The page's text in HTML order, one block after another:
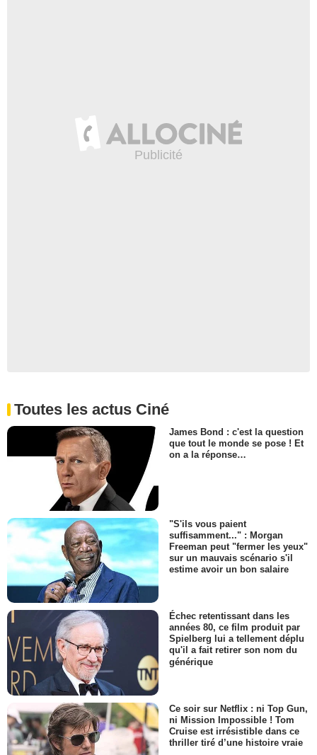
Toutes les actus Ciné
James Bond : c'est la question
que tout le monde se pose ! Et
on a la réponse…
"S'ils vous paient
suffisamment..." : Morgan
Freeman peut "fermer les yeux"
sur un mauvais scénario s'il
estime avoir un bon salaire
Échec retentissant dans les
années 80, ce film produit par
Spielberg lui a tellement déplu
qu'il a fait retirer son nom du
générique
Ce soir sur Netflix : ni Top Gun,
ni Mission Impossible ! Tom
Cruise est irrésistible dans ce
thriller tiré d’une histoire vraie